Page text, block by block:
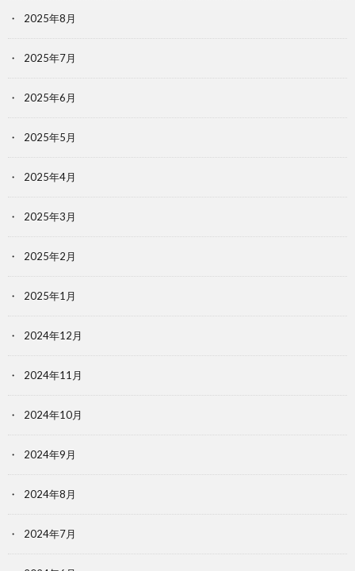
2025年8月
2025年7月
2025年6月
2025年5月
2025年4月
2025年3月
2025年2月
2025年1月
2024年12月
2024年11月
2024年10月
2024年9月
2024年8月
2024年7月